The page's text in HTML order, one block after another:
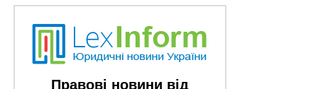
Підозри та направлені справи до судів за
тиждень роботи прокурорів Луганщини
Правові новини від